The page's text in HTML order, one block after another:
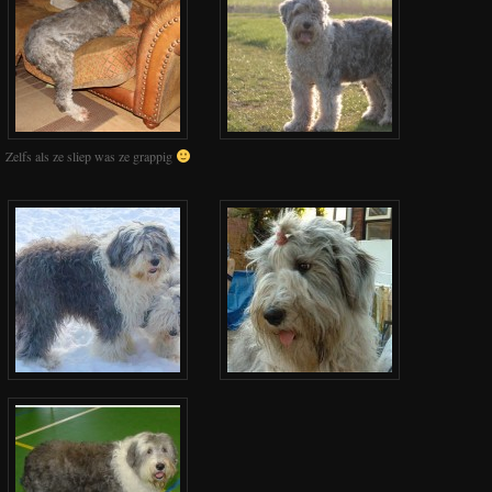
Zelfs als ze sliep was ze grappig